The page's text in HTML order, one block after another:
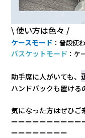
\ 使い方は色々 /
ケースモード ：普段使
バスケットモード ：ケ
助手席に人がいても、
ハンドバックも置ける
気になった方はぜひ
ーーーーーーーーーー
ーーーーーーーー